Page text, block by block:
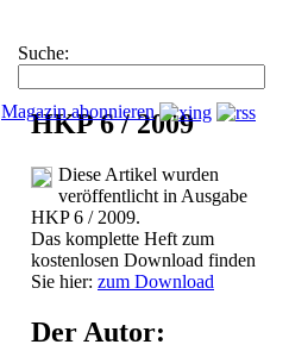
Suche:
Magazin abonnieren
HKP 6 / 2009
Diese Artikel wurden
veröffentlicht in Ausgabe
HKP 6 / 2009.
Das komplette Heft zum
kostenlosen Download finden
Sie hier: zum Download
Der Autor: